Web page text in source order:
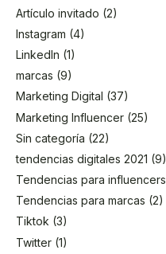
Artículo invitado (2)
Instagram (4)
LinkedIn (1)
marcas (9)
Marketing Digital (37)
Marketing Influencer (25)
Sin categoría (22)
tendencias digitales 2021 (9)
Tendencias para influencers
Tendencias para marcas (2)
Tiktok (3)
Twitter (1)